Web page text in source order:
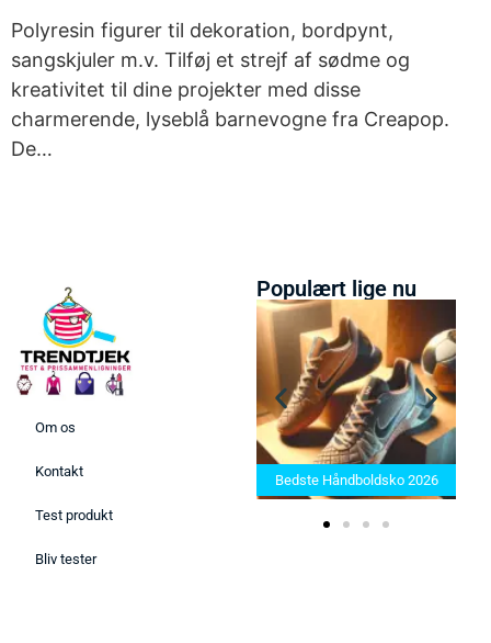
Polyresin figurer til dekoration, bordpynt,
sangskjuler m.v. Tilføj et strejf af sødme og
kreativitet til dine projekter med disse
charmerende, lyseblå barnevogne fra Creapop.
De…
Om os
Kontakt
Test produkt
Bliv tester
Populært lige nu
Bedste Saunatæppe 2025 –
Find de bedste produkter her!
Bedste Håndboldsko 2026